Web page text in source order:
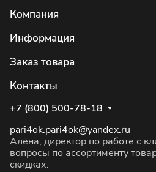
Компания
Информация
Заказ товара
Контакты
+7 (800) 500-78-18
pari4ok.pari4ok@yandex.ru
Алёна, директор по работе с
вопросы по ассортименту
скидках.